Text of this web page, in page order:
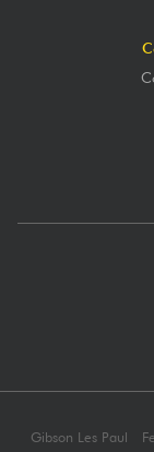
Gibson Les Paul